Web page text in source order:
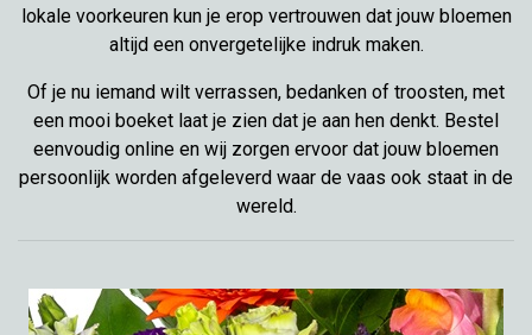
lokale voorkeuren kun je erop vertrouwen dat jouw bloemen
altijd een onvergetelijke indruk maken.
Of je nu iemand wilt verrassen, bedanken of troosten, met
een mooi boeket laat je zien dat je aan hen denkt. Bestel
eenvoudig online en wij zorgen ervoor dat jouw bloemen
persoonlijk worden afgeleverd waar de vaas ook staat in de
wereld.